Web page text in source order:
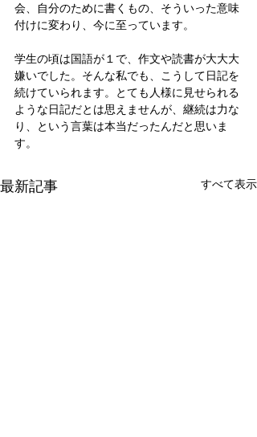
会、自分のために書くもの、そういった意味
付けに変わり、今に至っています。
学生の頃は国語が１で、作文や読書が大大大
嫌いでした。そんな私でも、こうして日記を
続けていられます。とても人様に見せられる
ような日記だとは思えませんが、継続は力な
り、という言葉は本当だったんだと思いま
す。
最新記事 すべて表示